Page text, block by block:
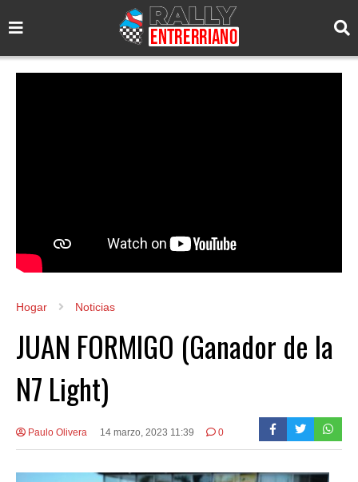
Hogar Noticias
JUAN FORMIGO (Ganador de la
N7 Light)
Paulo Olivera 14 marzo, 2023 11:39 0